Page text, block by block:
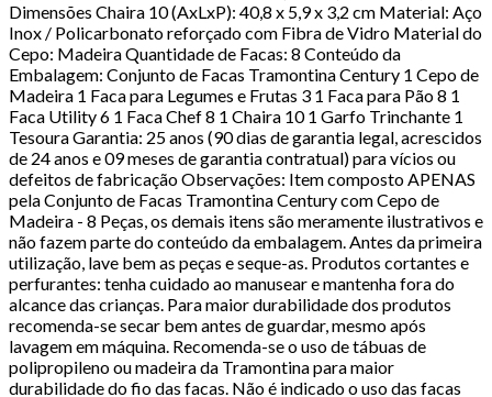
Dimensões Chaira 10 (AxLxP): 40,8 x 5,9 x 3,2 cm Material: Aço
Inox / Policarbonato reforçado com Fibra de Vidro Material do
Cepo: Madeira Quantidade de Facas: 8 Conteúdo da
Embalagem: Conjunto de Facas Tramontina Century 1 Cepo de
Madeira 1 Faca para Legumes e Frutas 3 1 Faca para Pão 8 1
Faca Utility 6 1 Faca Chef 8 1 Chaira 10 1 Garfo Trinchante 1
Tesoura Garantia: 25 anos (90 dias de garantia legal, acrescidos
de 24 anos e 09 meses de garantia contratual) para vícios ou
defeitos de fabricação Observações: Item composto APENAS
pela Conjunto de Facas Tramontina Century com Cepo de
Madeira - 8 Peças, os demais itens são meramente ilustrativos e
não fazem parte do conteúdo da embalagem. Antes da primeira
utilização, lave bem as peças e seque-as. Produtos cortantes e
perfurantes: tenha cuidado ao manusear e mantenha fora do
alcance das crianças. Para maior durabilidade dos produtos
recomenda-se secar bem antes de guardar, mesmo após
lavagem em máquina. Recomenda-se o uso de tábuas de
polipropileno ou madeira da Tramontina para maior
durabilidade do fio das facas. Não é indicado o uso das facas